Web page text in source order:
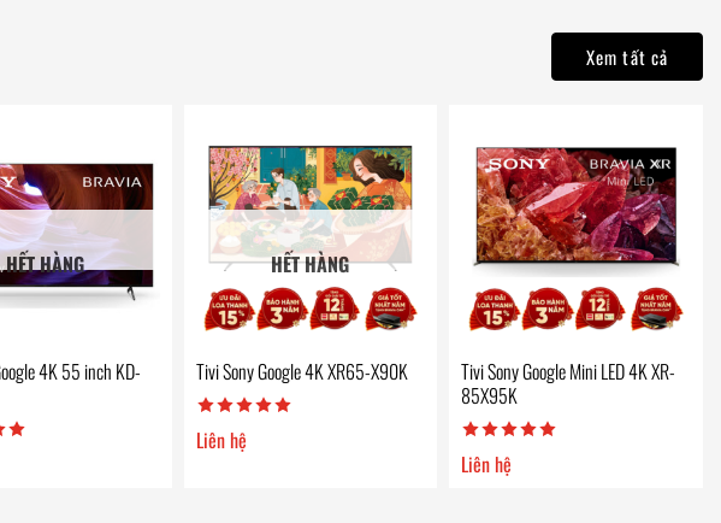
Xem tất cả
HẾT HÀNG
4K 55 inch KD-
HẾT HÀNG
Tivi Sony Google 4K XR65-X90K
Liên hệ
Tivi Sony Google Mini LED 4K XR-
85X95K
Liên hệ